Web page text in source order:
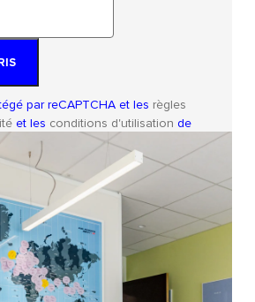
par reCAPTCHA et les règles
et les conditions d'utilisation de